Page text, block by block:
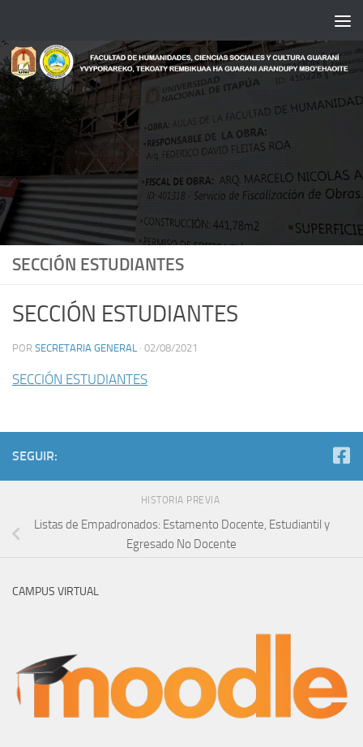
SECCIÓN ESTUDIANTES
SECCIÓN ESTUDIANTES
POR SECRETARIA GENERAL · 02/08/2021
SECCIÓN ESTUDIANTES
SEGUIR:
HISTORIA PREVIA
Listas de Empadronados: Estamento Docente, Estudiantil y
Egresado No Docente
CAMPUS VIRTUAL